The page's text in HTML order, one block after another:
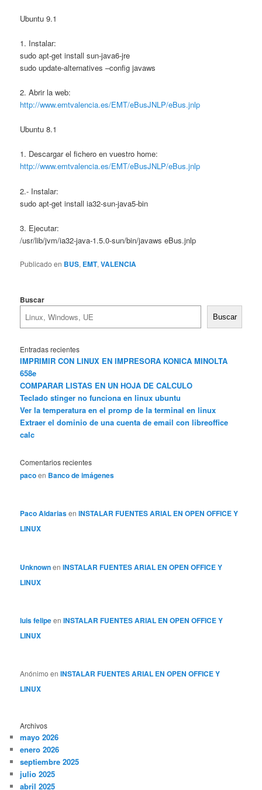
Ubuntu 9.1
1. Instalar:
sudo apt-get install sun-java6-jre
sudo update-alternatives –config javaws
2. Abrir la web:
http://www.emtvalencia.es/EMT/eBusJNLP/eBus.jnlp
Ubuntu 8.1
1. Descargar el fichero en vuestro home:
http://www.emtvalencia.es/EMT/eBusJNLP/eBus.jnlp
2.- Instalar:
sudo apt-get install ia32-sun-java5-bin
3. Ejecutar:
/usr/lib/jvm/ia32-java-1.5.0-sun/bin/javaws eBus.jnlp
Publicado en BUS, EMT,VALENCIA
Buscar
Buscar
Entradas recientes
IMPRIMIR CON LINUX EN IMPRESORA KONICA MINOLTA
658e
COMPARAR LISTAS EN UN HOJA DE CALCULO
Teclado stinger no funciona en linux ubuntu
Ver la temperatura en el promp de la terminal en linux
Extraer el dominio de una cuenta de email con libreoffice
calc
Comentarios recientes
pacoen Banco de imágenes
Paco AldariasenINSTALAR FUENTES ARIAL EN OPEN OFFICE Y
LINUX
UnknownenINSTALAR FUENTES ARIAL EN OPEN OFFICE Y
LINUX
luis felipeenINSTALAR FUENTES ARIAL EN OPEN OFFICE Y
LINUX
Anónimo enINSTALAR FUENTES ARIAL EN OPEN OFFICE Y
LINUX
Archivos
mayo 2026
enero 2026
septiembre 2025
julio 2025
abril 2025